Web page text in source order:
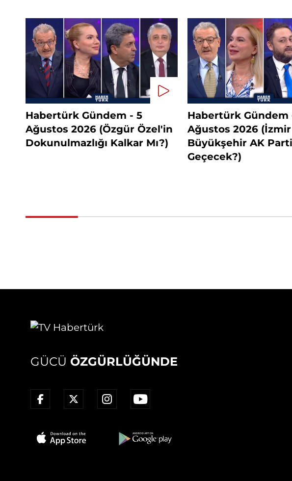
Habertürk Gündem - 5
Ağustos 2026 (Özgür Özel'in
Dokunulmazlığı Kalkar Mı?)
Habertürk Gündem
Ağustos 2026 (İzmir
Büyükşehir AK
Geçecek?)
GÜCÜ ÖZGÜRLÜĞÜNDE